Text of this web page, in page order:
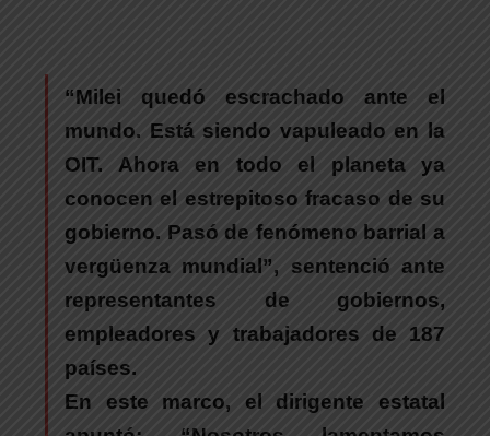
“Milei quedó escrachado ante el
mundo. Está siendo vapuleado en la
OIT. Ahora en todo el planeta ya
conocen el estrepitoso fracaso de su
gobierno. Pasó de fenómeno barrial a
vergüenza mundial”, sentenció ante
representantes de gobiernos,
empleadores y trabajadores de 187
países.
En este marco, el dirigente estatal